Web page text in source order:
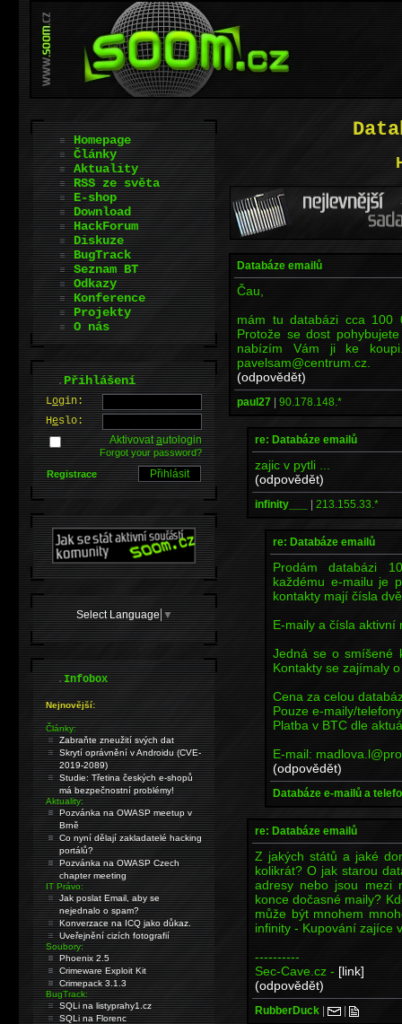
Databáze emailů
Čau,
mám tu databázi cca 100
Protože se dost
nabízím Vám ji ke
pavelsam@centrum.cz.
(odpovědět)
paul27 | 90.178.148.*
re: Databáze emailů
zajic v pytli ...
(odpovědět)
infinity___ | 213.155.33.*
re: Databáze emailů
Prodám databázi
každému e-mailu je
kontakty mají čísla
E-maily a čísla aktivní
Jedná se o smíšené
Kontakty se zajímaly
Cena za celou
Pouze e-maily/
Platba v BTC dle
E-mail:
(odpovědět)
Databáze e-mailů a
re: Databáze emailů
Z jakých států a jaké
kolikrát? O jak starou
adresy nebo jsou mezi
konce dočasné maily?
může být mnohem
infinity - Kupování zajíce
----------
Sec-Cave.cz - [link]
(odpovědět)
RubberDuck | |
Homepage
Články
Aktuality
RSS ze světa
E-shop
Download
HackForum
Diskuze
BugTrack
Seznam BT
Odkazy
Konference
Projekty
O nás
.Přihlášení
Login:
Heslo:
Aktivovatautologin
Forgot your password?
Registrace
Select Language ▼
.Infobox
Nejnovější:
Články:
Zabraňte zneužití svých dat
Skrytí oprávnění v Androidu (CVE-
2019-2089)
Studie: Třetina českých e-shopů
má bezpečnostní problémy!
Aktuality:
Pozvánka na OWASP meetup v
Brně
Co nyní dělají zakladatelé hacking
portálů?
Pozvánka na OWASP Czech
chapter meeting
IT Právo:
Jak poslat Email, aby se
nejednalo o spam?
Konverzace na ICQ jako důkaz.
Uveřejnění cizích fotografií
Soubory:
Phoenix 2.5
Crimeware Exploit Kit
Crimepack 3.1.3
BugTrack:
SQLi na listyprahy1.cz
SQLi na Florenc